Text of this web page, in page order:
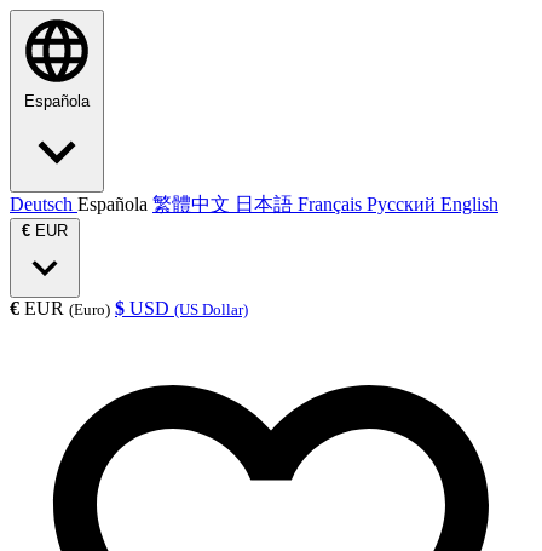
Española
Deutsch Española 繁體中文 日本語 Français Русский English
€ EUR
€ EUR (Euro) $ USD (US Dollar)